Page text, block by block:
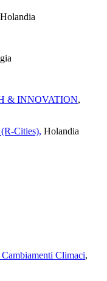
& INNOVATION,
Cities), Holandia
Climaci,